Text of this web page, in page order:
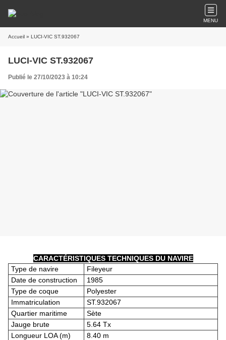
MENU
Accueil » LUCI-VIC ST.932067
LUCI-VIC ST.932067
Publié le 27/10/2023 à 10:24
CARACTÉRISTIQUES TECHNIQUES DU NAVIRE
Type de navire
Fileyeur
Date de construction
1985
Type de coque
Polyester
Immatriculation
ST.932067
Quartier maritime
Sète
Jauge brute
5.64 Tx
Longueur LOA (m)
8.40 m